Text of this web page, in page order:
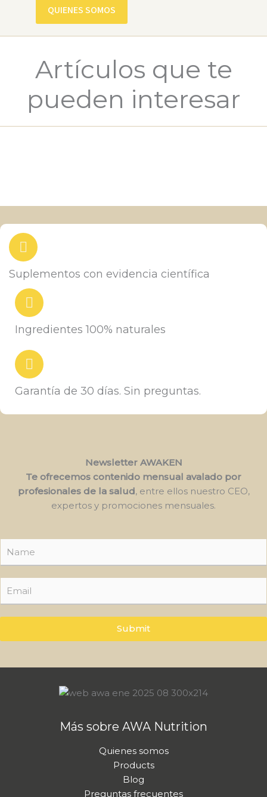
QUIENES SOMOS
Artículos que te
pueden interesar
Suplementos con evidencia científica
Ingredientes 100% naturales
Garantía de 30 días. Sin preguntas.
Newsletter AWAKEN
Te ofrecemos contenido mensual avalado por
profesionales de la salud, entre ellos nuestro CEO,
expertos y promociones mensuales.
m
e
m
e
m
m
a
i
*
Submit
Más sobre AWA Nutrition
Quienes somos
Products
Blog
Preguntas frecuentes